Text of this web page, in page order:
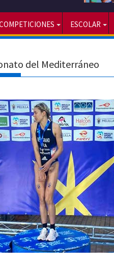
ESCOLAR
del Mediterráneo